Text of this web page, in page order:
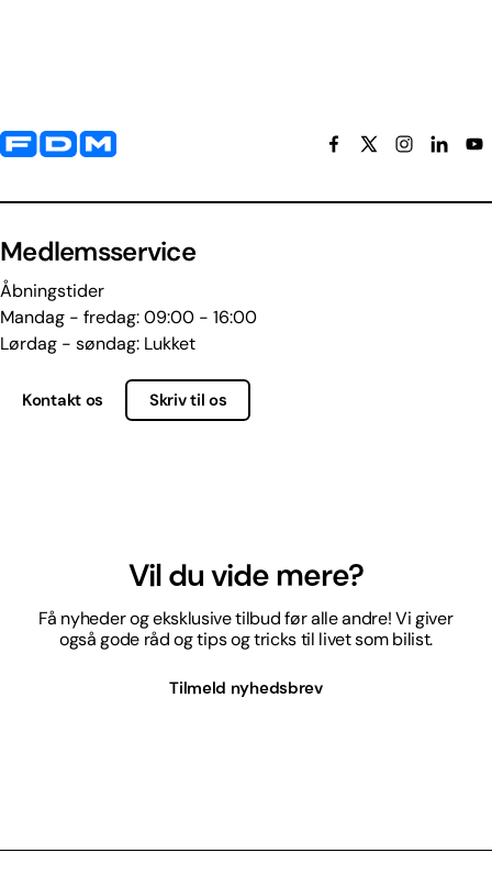
Yderligere information og kontaktoplysninger
Medlemsservice
Åbningstider
Mandag - fredag: 09:00 - 16:00
Lørdag - søndag: Lukket
Kontakt os Skriv til os
Vil du vide mere?
Få nyheder og eksklusive tilbud før alle andre! Vi giver
også gode råd og tips og tricks til livet som bilist.
Tilmeld nyhedsbrev